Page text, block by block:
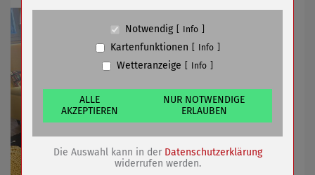
Cookiespeicherung Entscheidungscookie
Anbieter
Eigentümer dieser Website (Wenko-
Wenselaar GmbH & Co. KG)
Zweck
Speichert die Einstellungen der Besucher
bezüglich der Speicherung von Cookies.
Cookie Name
dywc
Cookie Laufzeit
1 Jahr
Notwendig Info
Kartenfunktionen Info
Wetteranzeige Info
ALLE
AKZEPTIEREN
NUR NOTWENDIGE
ERLAUBEN
Die Auswahl kann in der Datenschutzerklärung
widerrufen werden.